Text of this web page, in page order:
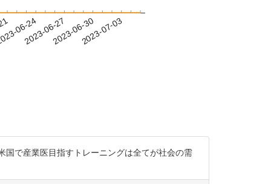
06-24
2023-06-272023-06-302023-07-03
で産業医目指すトレーニングは全てが社会の需